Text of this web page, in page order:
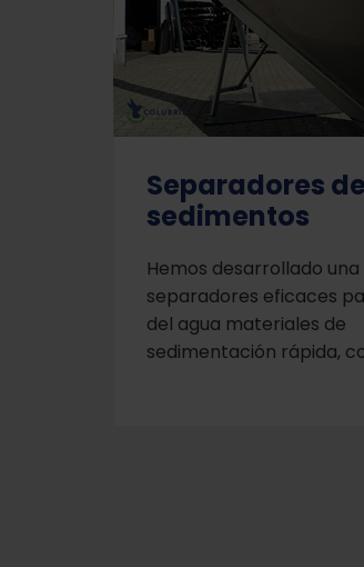
Separadores de
sedimentos
Hemos desarrollado
separadores eficaces
del agua materiales de
sedimentación rápida,